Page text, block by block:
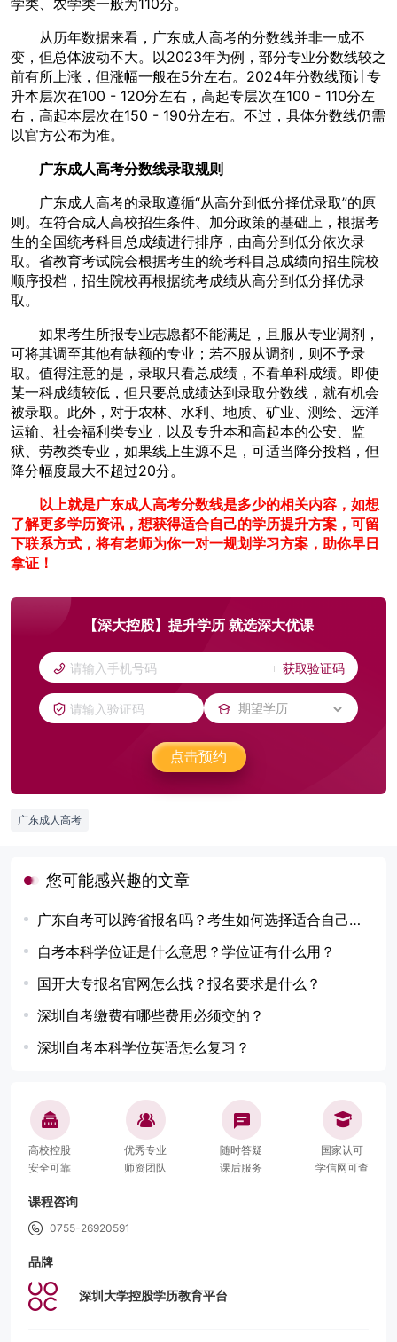
从历年数据来看，广东成人高考的分数线并非一成不
变，但总体波动不大。以2023年为例，部分专业分数线较之
前有所上涨，但涨幅一般在5分左右。2024年分数线预计专
升本层次在100 - 120分左右，高起专层次在100 - 110分左
右，高起本层次在150 - 190分左右。不过，具体分数线仍需
以官方公布为准。
广东成人高考分数线录取规则
广东成人高考的录取遵循“从高分到低分择优录取”的原
则。在符合成人高校招生条件、加分政策的基础上，根据考
生的全国统考科目总成绩进行排序，由高分到低分依次录
取。省教育考试院会根据考生的统考科目总成绩向招生院校
顺序投档，招生院校再根据统考成绩从高分到低分择优录
取。
如果考生所报专业志愿都不能满足，且服从专业调剂，
可将其调至其他有缺额的专业；若不服从调剂，则不予录
取。值得注意的是，录取只看总成绩，不看单科成绩。即使
某一科成绩较低，但只要总成绩达到录取分数线，就有机会
被录取。此外，对于农林、水利、地质、矿业、测绘、远洋
运输、社会福利类专业，以及专升本和高起本的公安、监
狱、劳教类专业，如果线上生源不足，可适当降分投档，但
降分幅度最大不超过20分。
以上就是广东成人高考分数线是多少的相关内容，如想
了解更多学历资讯，想获得适合自己的学历提升方案，可留
下联系方式，将有老师为你一对一规划学习方案，助你早日
拿证！
【深大控股】提升学历 就选深大优课
获取验证码
点击预约
广东成人高考
您可能感兴趣的文章
广东自考可以跨省报名吗？考生如何选择适合自己的专业？
自考本科学位证是什么意思？学位证有什么用？
国开大专报名官网怎么找？报名要求是什么？
深圳自考缴费有哪些费用必须交的？
深圳自考本科学位英语怎么复习？
高校控股
安全可靠
优秀专业
师资团队
随时答疑
课后服务
国家认可
学信网可查
课程咨询
0755-26920591
品牌
深圳大学控股学历教育平台